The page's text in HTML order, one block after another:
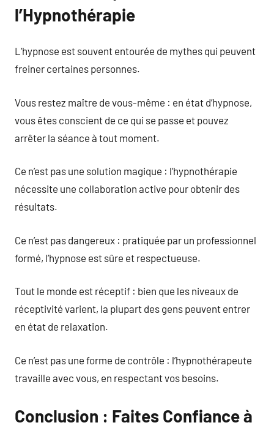
l’Hypnothérapie
L’hypnose est souvent entourée de mythes qui peuvent
freiner certaines personnes.
Vous restez maître de vous-même : en état d’hypnose,
vous êtes conscient de ce qui se passe et pouvez
arrêter la séance à tout moment.
Ce n’est pas une solution magique : l’hypnothérapie
nécessite une collaboration active pour obtenir des
résultats.
Ce n’est pas dangereux : pratiquée par un professionnel
formé, l’hypnose est sûre et respectueuse.
Tout le monde est réceptif : bien que les niveaux de
réceptivité varient, la plupart des gens peuvent entrer
en état de relaxation.
Ce n’est pas une forme de contrôle : l’hypnothérapeute
travaille avec vous, en respectant vos besoins.
Conclusion : Faites Confiance à